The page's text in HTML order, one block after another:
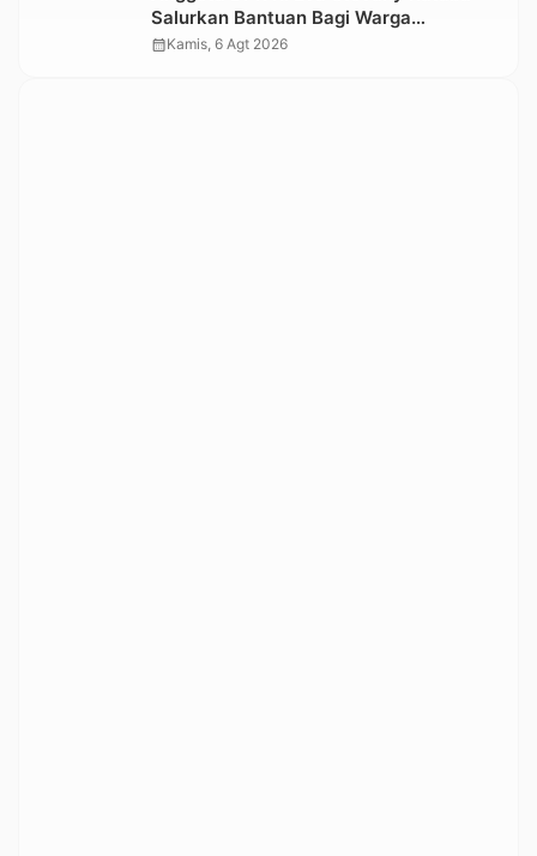
Salurkan Bantuan Bagi Warga
Terdampak Longsor di Buntu Pepasan
calendar_monthKamis, 6 Agt 2026